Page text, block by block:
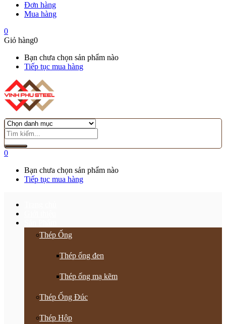
Đơn hàng
Mua hàng
0
Giỏ hàng0
Bạn chưa chọn sản phẩm nào
Tiếp tục mua hàng
0
Bạn chưa chọn sản phẩm nào
Tiếp tục mua hàng
Thép Ống
Thép ống đen
Thép ống mạ kẽm
Thép Ống Đúc
Thép Hộp